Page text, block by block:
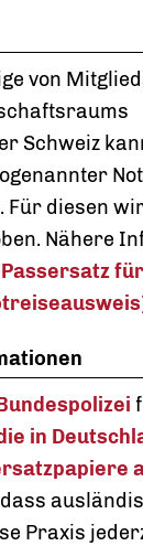
von
Schweiz
Für diesen
Nähere
Passersatz
in
Praxis